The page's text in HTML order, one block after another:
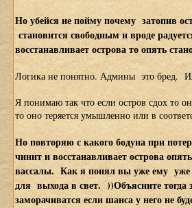
Но убейся не пойму почему затопив
становится свободным и вроде
восстанавливает острова то опять
Логика не понятно. Админы это бред.
Я понимаю так что если остров сдох то он
то оно теряется умышленно или в
Но повторяю с какого бодуна при
чинит и восстанавливает острова
вассалы. Как я понял вы уже ему уже
для выхода в свет. ))Объясните тогда
заморачиватся если шанса у него не